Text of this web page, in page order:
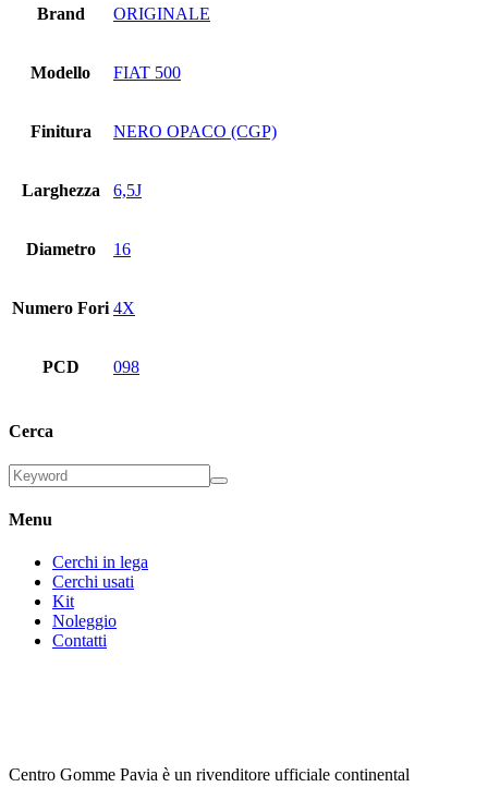
Brand ORIGINALE
Modello FIAT 500
Finitura NERO OPACO (CGP)
Larghezza 6,5J
Diametro 16
Numero Fori 4X
PCD 098
Cerca
Menu
Cerchi in lega
Cerchi usati
Kit
Noleggio
Contatti
Centro Gomme Pavia è un rivenditore ufficiale continental